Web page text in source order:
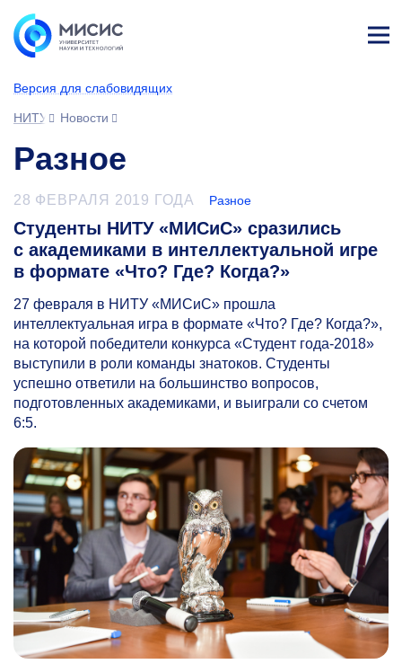
Версия для слабовидящих
НИТУ МИСИС
Новости
Разное
28 ФЕВРАЛЯ 2019 ГОДА Разное
Студенты НИТУ «МИСиС» сразились
с академиками в интеллектуальной игре
в формате «Что? Где? Когда?»
27 февраля в НИТУ «МИСиС» прошла
интеллектуальная игра в формате «Что? Где? Когда?»,
на которой победители конкурса «Студент года-2018»
выступили в роли команды знатоков. Студенты
успешно ответили на большинство вопросов,
подготовленных академиками, и выиграли со счетом
6:5.